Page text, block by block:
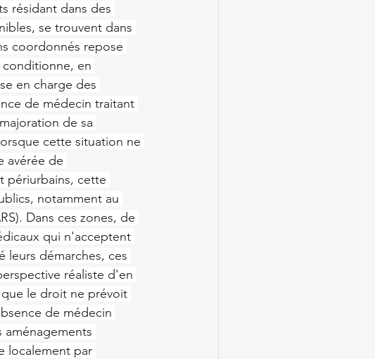
résidant dans des
se trouvent dans
coordonnés repose
en
en charge des
de médecin traitant
de sa
cette situation ne
avérée de
périurbains, cette
notamment au
Dans ces zones, de
qui n'acceptent
leurs démarches, ces
réaliste d'en
le droit ne prévoit
de médecin
localement par